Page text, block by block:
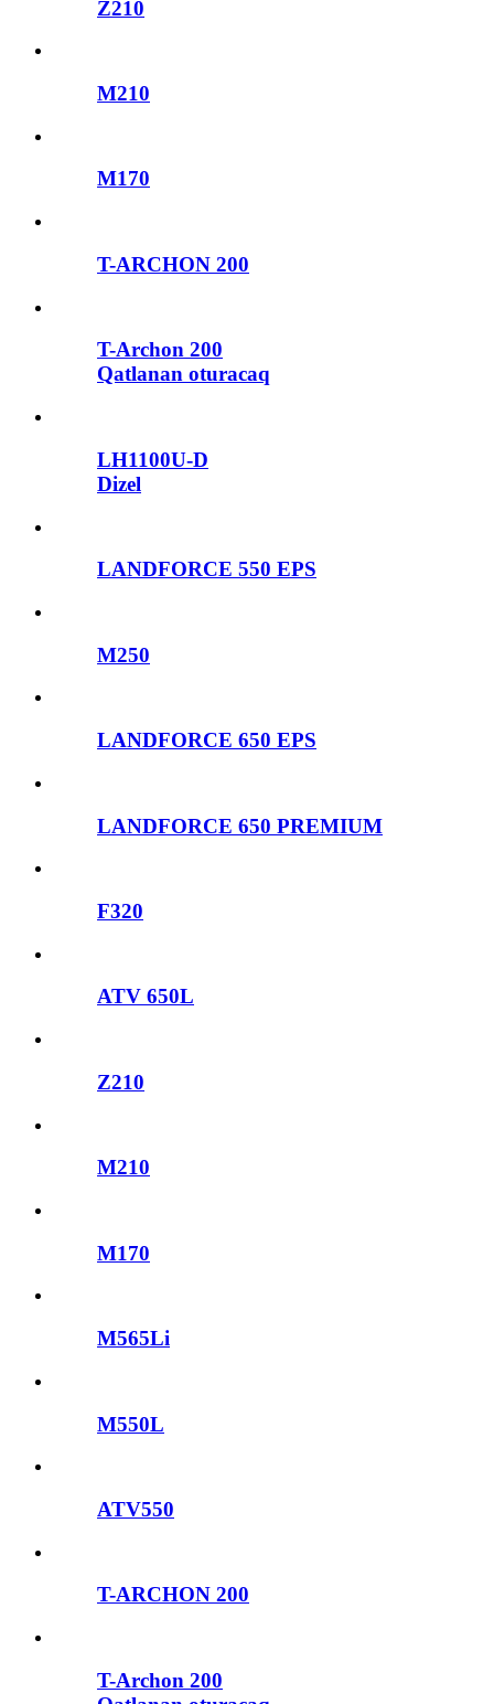
Z210
M210
M170
T-ARCHON 200
T-Archon 200
Qatlanan oturacaq
LH1100U-D
Dizel
LANDFORCE 550 EPS
M250
LANDFORCE 650 EPS
LANDFORCE 650 PREMIUM
F320
ATV 650L
Z210
M210
M170
M565Li
M550L
ATV550
T-ARCHON 200
T-Archon 200